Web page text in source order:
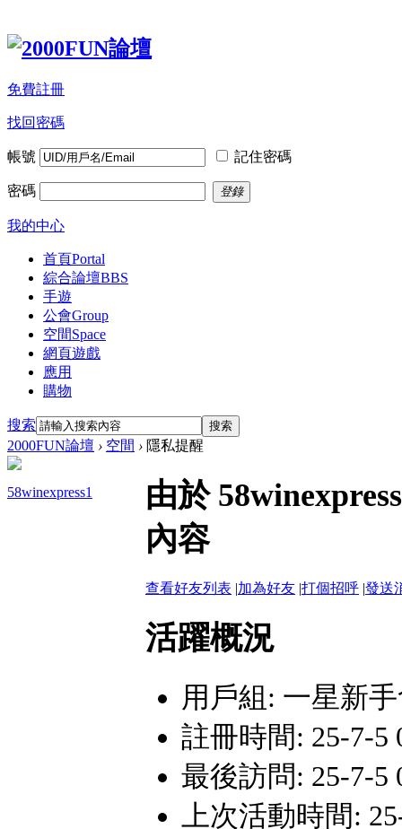
免費註冊
找回密碼
帳號 記住密碼
密碼 登錄
我的中心
首頁Portal
綜合論壇BBS
手遊
公會Group
空間Space
網頁遊戲
應用
購物
搜索 搜索
2000FUN論壇 › 空間 › 隱私提醒
58winexpress1
由於
內容
查看好友列表 |加為好友 |打個招呼 |發送
活躍概況
用戶組: 一星新
註冊時間: 25-7-5
最後訪問: 25-7-5
上次活動時間: